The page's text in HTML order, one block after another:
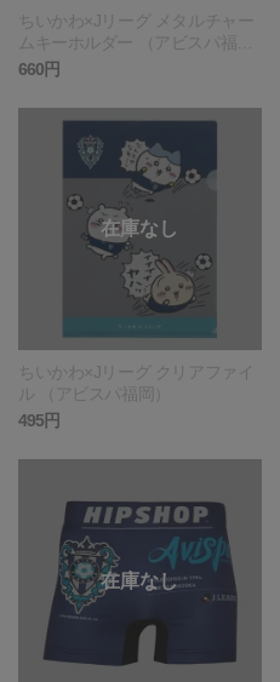
ちいかわ×Jリーグ メタルチャー
ムキーホルダー （アビスパ福
岡）
660円
ちいかわ×Jリーグ クリアファイ
ル （アビスパ福岡）
495円